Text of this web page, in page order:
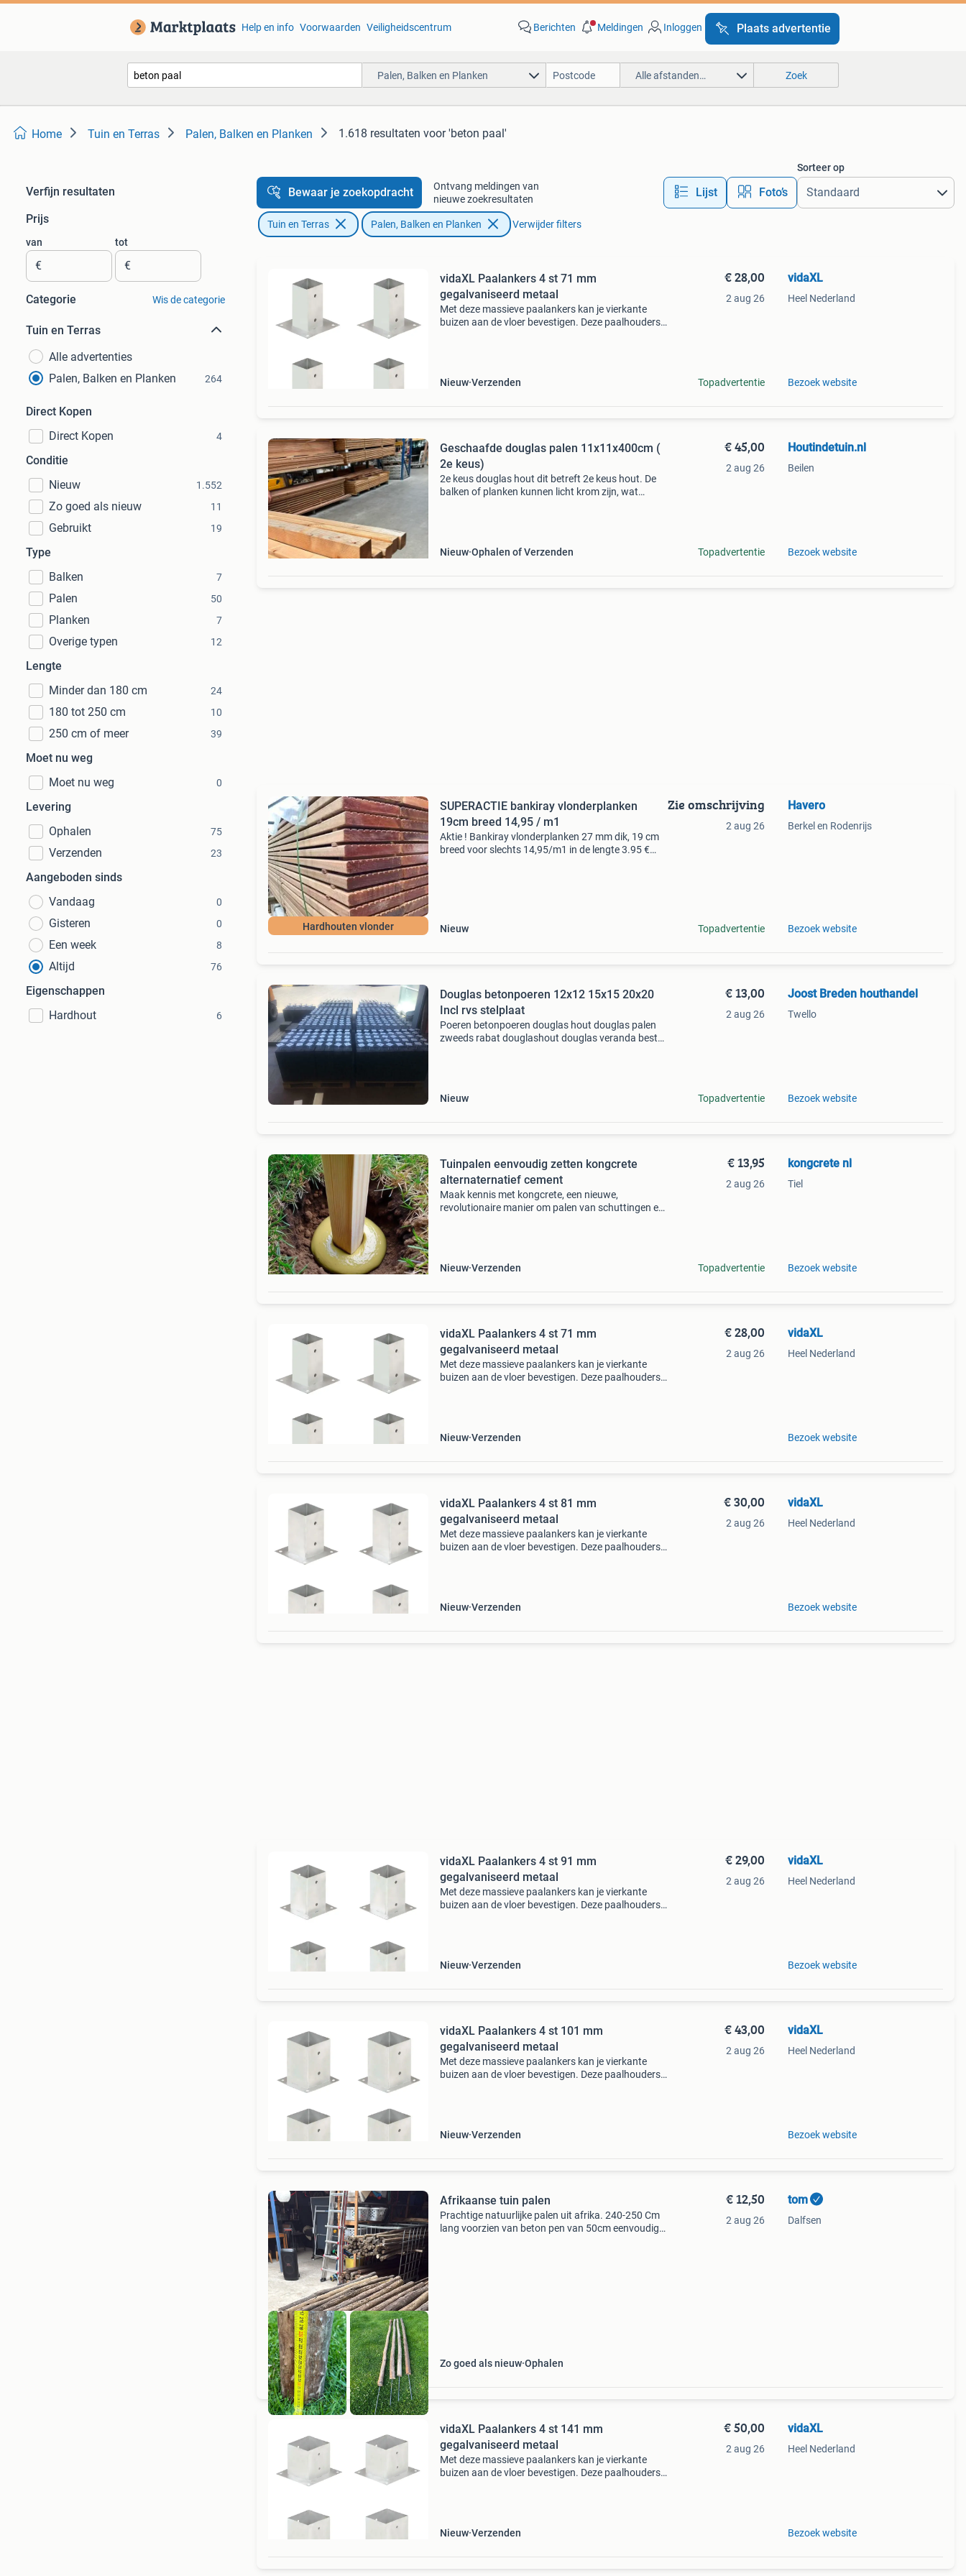
Help en info Voorwaarden Veiligheidscentrum Berichten Meldingen Inloggen Plaats advertentie
Palen, Balken en Planken Alle afstanden… Zoek
Home Tuin en Terras Palen, Balken en Planken 1.618 resultaten voor 'beton paal'
Verfijn resultaten
Prijs
van
€
tot
€
Categorie Wis de categorie
Tuin en Terras
Alle advertenties
Palen, Balken en Planken
264
Direct Kopen
Direct Kopen
4
Conditie
Nieuw
1.552
Zo goed als nieuw 11
Gebruikt 19
Type
Balken
7
Palen 50
Planken 7
Overige typen 12
Lengte
Minder dan 180 cm
24
180 tot 250 cm 10
250 cm of meer 39
Moet nu weg
Moet nu weg
0
Levering
Ophalen
75
Verzenden 23
Aangeboden sinds
Vandaag
0
Gisteren 0
Een week 8
Altijd 76
Eigenschappen
Hardhout
6
Bewaar je zoekopdracht
Ontvang meldingen van
nieuwe zoekresultaten
Lijst Foto’s
Sorteer op
Tuin en Terras Palen, Balken en Planken Verwijder filters
vidaXL Paalankers 4 st 71 mm
gegalvaniseerd metaal
Met deze massieve paalankers kan je vierkante
buizen aan de vloer bevestigen. Deze paalhouders
Nieuw Verzenden
€ 28,00
2 aug 26
Topadvertentie
vidaXL
Heel Nederland
Bezoek website
Geschaafde douglas palen 11x11x400cm (
2e keus)
2e keus douglas hout dit betreft 2e keus hout. De
balken of planken kunnen licht krom zijn, wat
Nieuw Ophalen of Verzenden
€ 45,00
2 aug 26
Topadvertentie
Houtindetuin.nl
Beilen
Bezoek website
Hardhouten vlonder
SUPERACTIE bankiray vlonderplanken
19cm breed 14,95 / m1
Aktie ! Bankiray vlonderplanken 27 mm dik, 19 cm
breed voor slechts 14,95/m1 in de lengte 3.95 €
Nieuw
Zie omschrijving
2 aug 26
Topadvertentie
Havero
Berkel en Rodenrijs
Bezoek website
Douglas betonpoeren 12x12 15x15 20x20
Incl rvs stelplaat
Poeren betonpoeren douglas hout douglas palen
zweeds rabat douglashout douglas veranda bestel
Nieuw
€ 13,00
2 aug 26
Topadvertentie
Joost Breden houthandel
Twello
Bezoek website
Tuinpalen eenvoudig zetten kongcrete
alternaternatief cement
Maak kennis met kongcrete, een nieuwe,
revolutionaire manier om palen van schuttingen en
Nieuw Verzenden
€ 13,95
2 aug 26
Topadvertentie
kongcrete nl
Tiel
Bezoek website
vidaXL Paalankers 4 st 71 mm
gegalvaniseerd metaal
Met deze massieve paalankers kan je vierkante
buizen aan de vloer bevestigen. Deze paalhouders
Nieuw Verzenden
€ 28,00
2 aug 26
vidaXL
Heel Nederland
Bezoek website
vidaXL Paalankers 4 st 81 mm
gegalvaniseerd metaal
Met deze massieve paalankers kan je vierkante
buizen aan de vloer bevestigen. Deze paalhouders
Nieuw Verzenden
€ 30,00
2 aug 26
vidaXL
Heel Nederland
Bezoek website
vidaXL Paalankers 4 st 91 mm
gegalvaniseerd metaal
Met deze massieve paalankers kan je vierkante
buizen aan de vloer bevestigen. Deze paalhouders
Nieuw Verzenden
€ 29,00
2 aug 26
vidaXL
Heel Nederland
Bezoek website
vidaXL Paalankers 4 st 101 mm
gegalvaniseerd metaal
Met deze massieve paalankers kan je vierkante
buizen aan de vloer bevestigen. Deze paalhouders
Nieuw Verzenden
€ 43,00
2 aug 26
vidaXL
Heel Nederland
Bezoek website
Afrikaanse tuin palen
Prachtige natuurlijke palen uit afrika. 240-250 Cm
lang voorzien van beton pen van 50cm eenvoudig
Zo goed als nieuw Ophalen
€ 12,50
2 aug 26
tom
Dalfsen
vidaXL Paalankers 4 st 141 mm
gegalvaniseerd metaal
Met deze massieve paalankers kan je vierkante
buizen aan de vloer bevestigen. Deze paalhouders
Nieuw Verzenden
€ 50,00
2 aug 26
vidaXL
Heel Nederland
Bezoek website